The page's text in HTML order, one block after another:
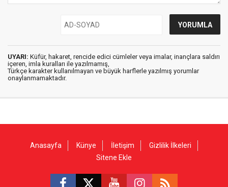
UYARI: Küfür, hakaret, rencide edici cümleler veya imalar, inançlara saldırı
içeren, imla kuralları ile yazılmamış,
Türkçe karakter kullanılmayan ve büyük harflerle yazılmış yorumlar
onaylanmamaktadır.
Anasayfa Künye İletişim
Gizlilik İlkeleri
Sitene Ekle